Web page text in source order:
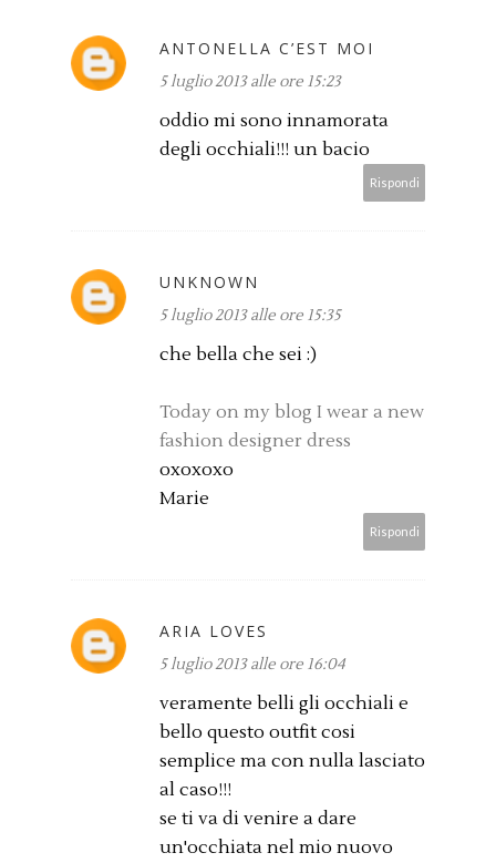
ANTONELLA C’EST MOI
5 luglio 2013 alle ore 15:23
oddio mi sono innamorata
degli occhiali!!! un bacio
Rispondi
UNKNOWN
5 luglio 2013 alle ore 15:35
che bella che sei :)
Today on my blog I wear a new
fashion designer dress
oxoxoxo
Marie
Rispondi
ARIA LOVES
5 luglio 2013 alle ore 16:04
veramente belli gli occhiali e
bello questo outfit cosi
semplice ma con nulla lasciato
al caso!!!
se ti va di venire a dare
un'occhiata nel mio nuovo